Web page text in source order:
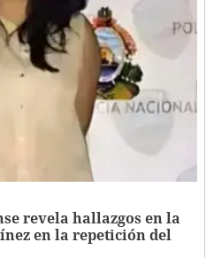
revela hallazgos en la
en la repetición del